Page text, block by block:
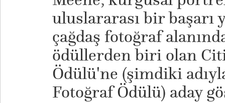
uluslararası bir başarı
çağdaş fotoğraf
ödüllerden biri olan
Ödülü'ne (şimdiki
Fotoğraf Ödülü) aday